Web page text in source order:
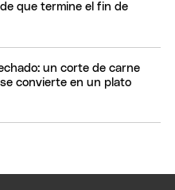
que termine el fin de
un corte de carne
convierte en un plato